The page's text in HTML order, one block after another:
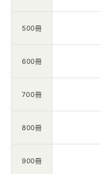
500冊
600冊
700冊
800冊
900冊